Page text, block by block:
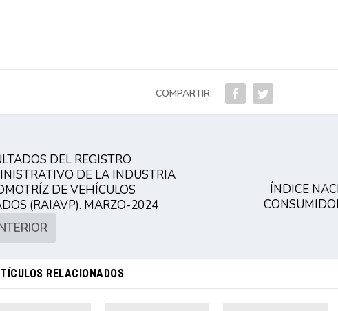
COMPARTIR:
DEL REGISTRO
DE LA INDUSTRIA
DE VEHÍCULOS
(RAIAVP). MARZO-2024
ÍNDICE
RELACIONADOS